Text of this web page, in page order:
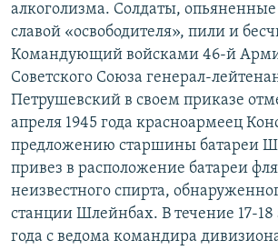
алкоголизма. Солдаты,
славой «освободителя», пили и
Командующий войсками 46-й
Советского Союза генерал-
Петрушевский в своем приказе
апреля 1945 года красноармеец
предложению старшины батареи
привез в расположение батареи
неизвестного спирта,
станции Шлейнбах. В течение 17-18
года с ведома командира